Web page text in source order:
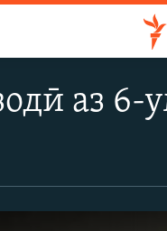
аз 6-